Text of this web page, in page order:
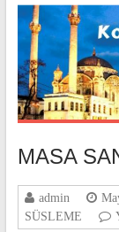
MASA
admin
SÜSLEME